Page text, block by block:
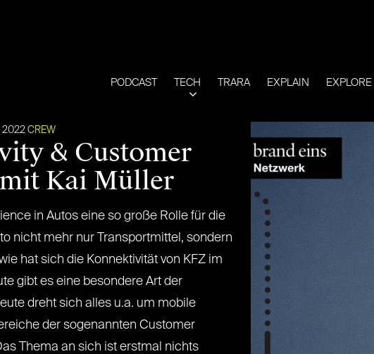
PODCAST TECH TRARA EXPLAIN EXPLORE
2022 CREW
& Customer
Kai Müller
in Autos eine so große Rolle für die
nicht mehr nur Transportmittel, sondern
hat sich die Konnektivität von KFZ im
gibt es eine besondere Art der
dreht sich alles u.a. um mobile
der sogenannten Customer
Thema an sich ist erstmal nichts